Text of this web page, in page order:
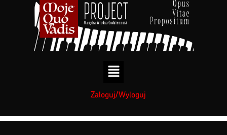
Zaloguj/Wyloguj